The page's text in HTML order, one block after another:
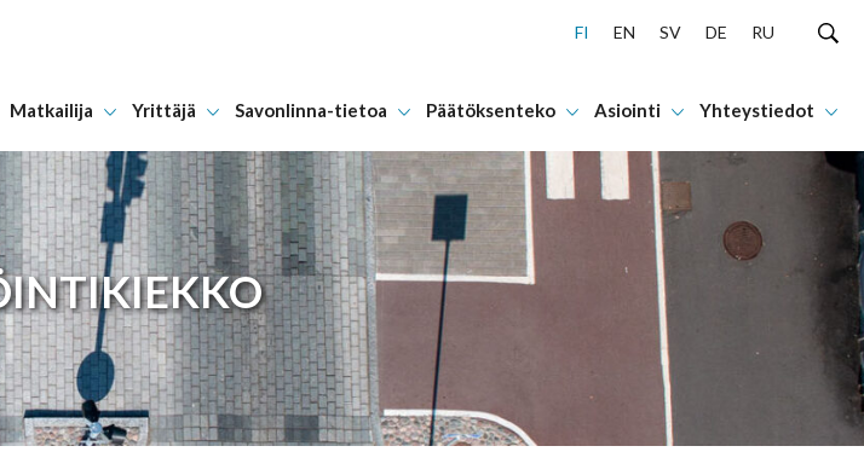
Hyppää sisältöön
FI EN SV DE RU
Matkailija Yrittäjä Savonlinna-tietoa Päätöksenteko Asiointi Yhteystiedot